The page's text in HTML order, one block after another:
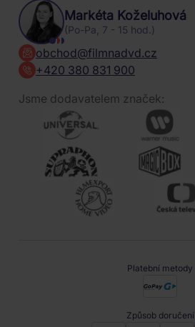
Markéta Koželuhová
(Po-Pa, 7 - 15 hod.)
obchod@filmnadvd.cz
+420 380 831 900
Jsme dodavatelem značek:
Platební metody
Způsob doručení